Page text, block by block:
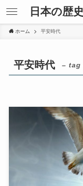
日本の歴
ホーム 平安時代
平安時代 – tag